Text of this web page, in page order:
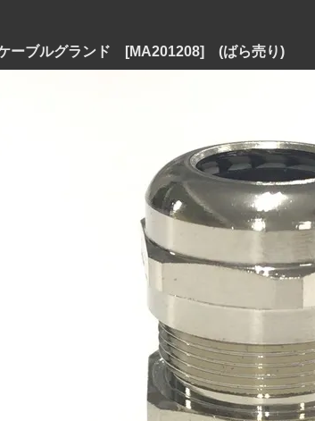
ーブルグランド [MA201208] (ばら売り)